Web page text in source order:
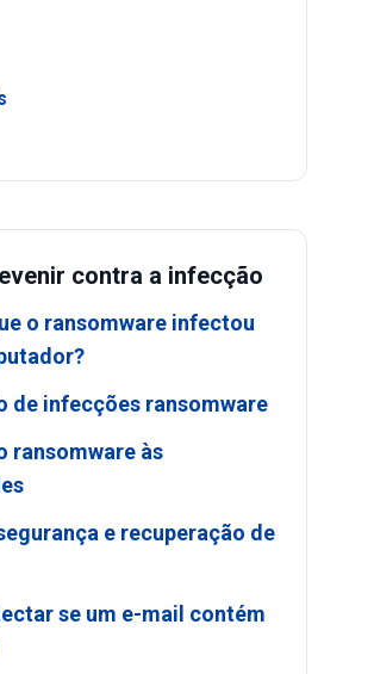
contra a infecção
o ransomware infectou
de infecções ransomware
ransomware às
e recuperação de
se um e-mail contém